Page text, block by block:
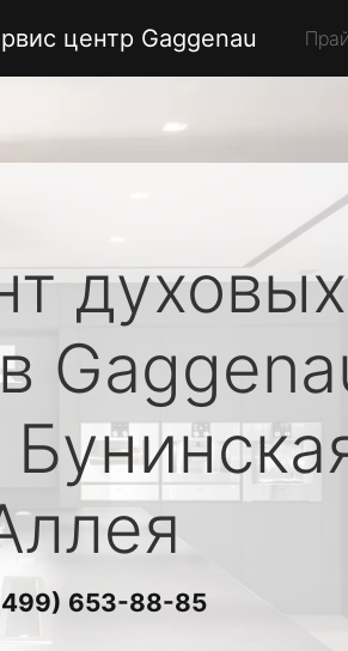
центр Gaggenau
духовых
653-88-85